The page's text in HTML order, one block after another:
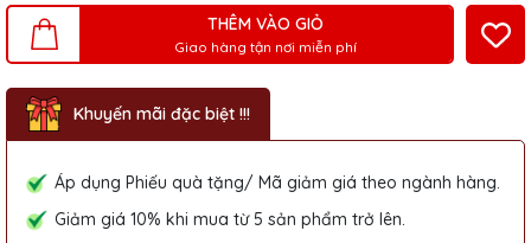
THÊM VÀO GIỎ
Giao hàng tận nơi miễn phí
Khuyến mãi đặc biệt !!!
Áp dụng Phiếu quà tặng/ Mã giảm giá theo ngành hàng.
Giảm giá 10% khi mua từ 5 sản phẩm trở lên.